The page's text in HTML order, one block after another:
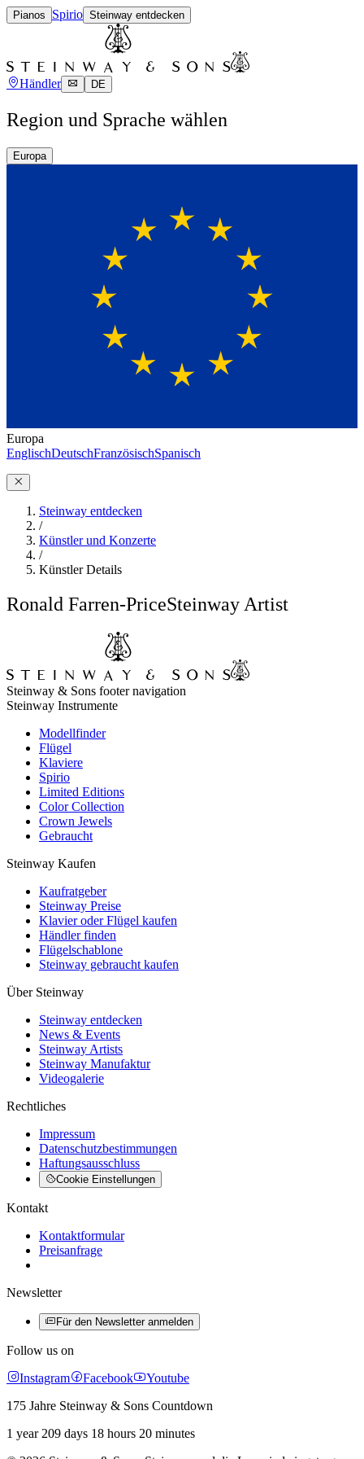
Pianos Spirio Steinway entdecken
Händler DE
Region und Sprache wählen
Europa
Europa
EnglischDeutschFranzösischSpanisch
Steinway entdecken
/
Künstler und Konzerte
/
Künstler Details
Ronald Farren-PriceSteinway Artist
Steinway & Sons footer navigation
Steinway Instrumente
Modellfinder
Flügel
Klaviere
Spirio
Limited Editions
Color Collection
Crown Jewels
Gebraucht
Steinway Kaufen
Kaufratgeber
Steinway Preise
Klavier oder Flügel kaufen
Händler finden
Flügelschablone
Steinway gebraucht kaufen
Über Steinway
Steinway entdecken
News & Events
Steinway Artists
Steinway Manufaktur
Videogalerie
Rechtliches
Impressum
Datenschutzbestimmungen
Haftungsausschluss
Cookie Einstellungen
Kontakt
Kontaktformular
Preisanfrage
Newsletter
Für den Newsletter anmelden
Follow us on
Instagram
Facebook
Youtube
175 Jahre Steinway & Sons Countdown
1 year 209 days 18 hours 20 minutes